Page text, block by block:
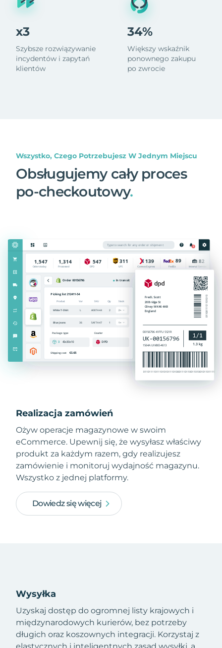
x3
Szybsze rozwiązywanie
incydentów i zapytań
klientów
34%
Większy wskaźnik
ponownego zakupu
po zwrocie
Wszystko, Czego Potrzebujesz W Jednym Miejscu
Obsługujemy cały proces
po-checkoutowy.
Realizacja zamówień
Ożyw operacje magazynowe w swoim
eCommerce. Upewnij się, że wysyłasz właściwy
produkt za każdym razem, gdy realizujesz
zamówienie i monitoruj wydajność magazynu.
Wszystko z jednej platformy.
Dowiedz się więcej
Wysyłka
Uzyskaj dostęp do ogromnej listy krajowych i
międzynarodowych kurierów, bez potrzeby
długich oraz koszownych integracji. Korzystaj z